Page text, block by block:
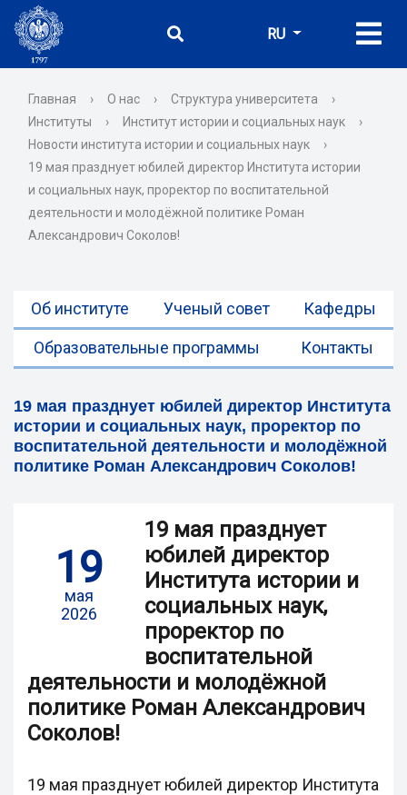
RU
Главная › О нас › Структура университета
›
Институты
› Институт истории и социальных наук
›
Новости института истории и социальных наук
›
19 мая празднует юбилей директор Института истории
и социальных наук, проректор по воспитательной
деятельности и молодёжной политике Роман
Александрович Соколов!
Об институте Ученый совет Кафедры
Образовательные программы Контакты
19 мая празднует юбилей директор Института
истории и социальных наук, проректор по
воспитательной деятельности и молодёжной
политике Роман Александрович Соколов!
19
мая
2026
19 мая празднует
юбилей директор
Института истории и
социальных наук,
проректор по
воспитательной
деятельности и молодёжной
политике Роман Александрович
Соколов!
19 мая празднует юбилей директор Института